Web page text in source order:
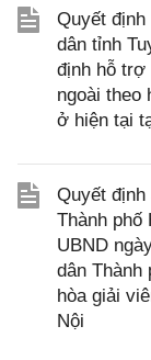
Quyết
dân tỉnh
định hỗ
ngoài theo
ở hiện tại
Quyết
Thành phố
UBND
dân Thành
hòa giải
Nội